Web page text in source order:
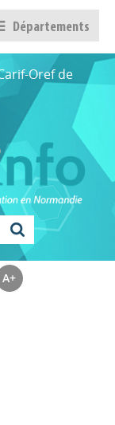
Départements
Oref de
A+